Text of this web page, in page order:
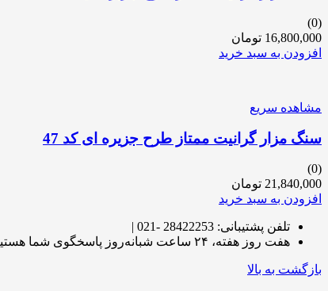
(0)
16,800,000 تومان
افزودن به سبد خرید
مشاهده سریع
سنگ مزار گرانیت ممتاز طرح جزیره ای کد 47
(0)
21,840,000 تومان
افزودن به سبد خرید
تلفن پشتیبانی: 28422253 -021 |
هفت روز هفته، ۲۴ ساعت شبانه‌روز پاسخگوی شما هستیم.
بازگشت به بالا